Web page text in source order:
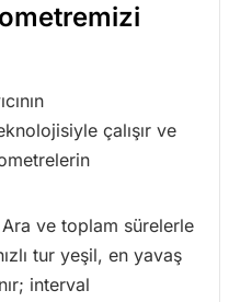
çalışır ve
Ara ve toplam sürelerle
tur yeşil, en yavaş
interval